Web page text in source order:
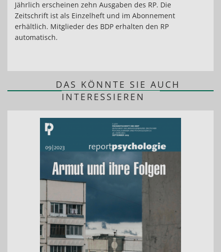
Jährlich erscheinen zehn Ausgaben des RP. Die
Zeitschrift ist als Einzelheft und im Abonnement
erhältlich. Mitglieder des BDP erhalten den RP
automatisch.
DAS KÖNNTE SIE AUCH
INTERESSIEREN